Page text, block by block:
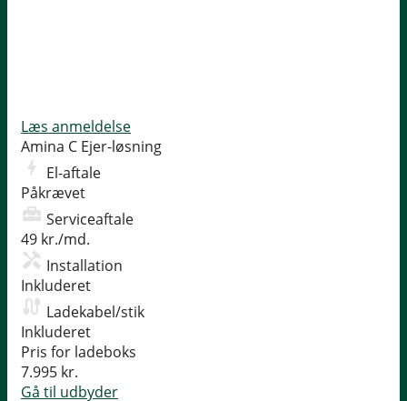
Læs anmeldelse
Amina C Ejer-løsning
El-aftale
Påkrævet
Serviceaftale
49 kr./md.
Installation
Inkluderet
Ladekabel/stik
Inkluderet
Pris for ladeboks
7.995 kr.
Gå til udbyder